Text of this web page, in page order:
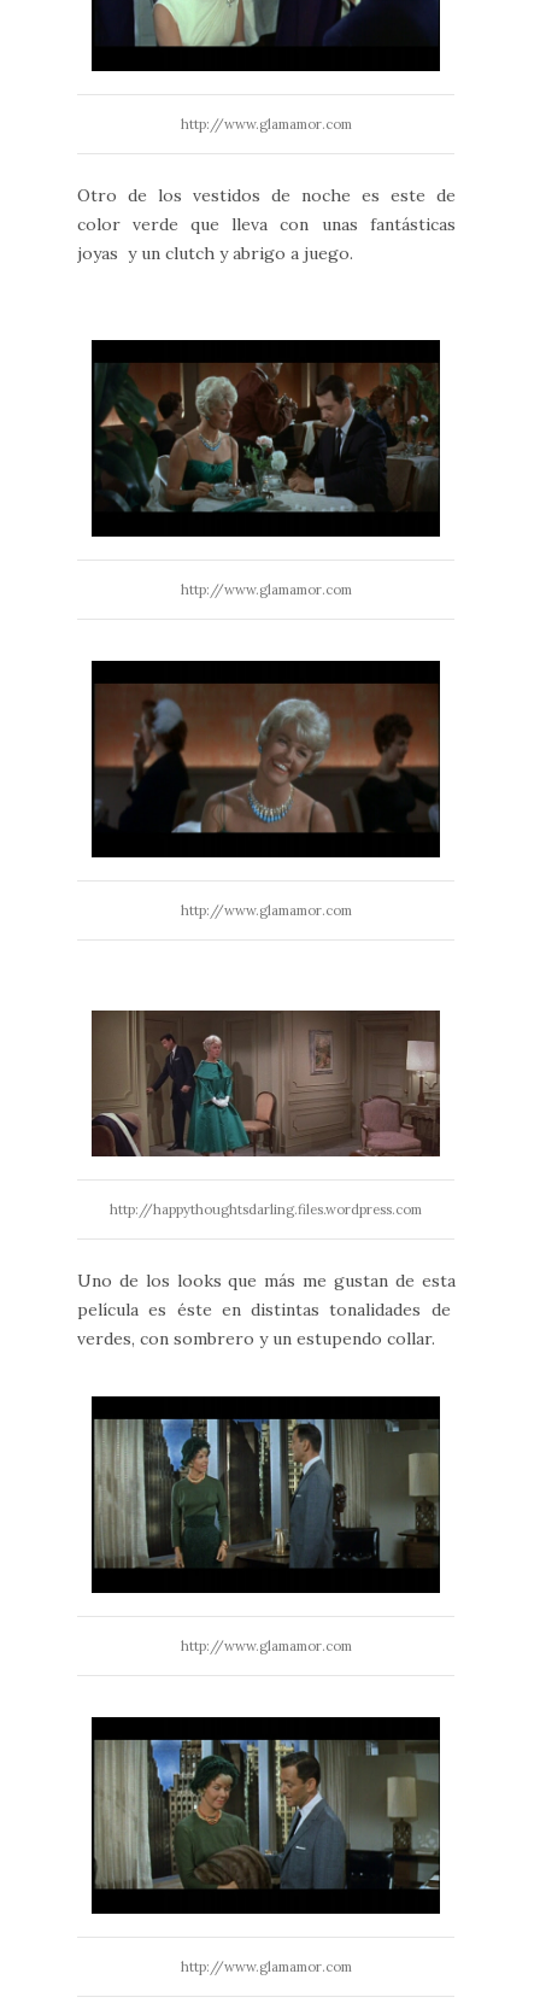
http://www.glamamor.com
Otro de los vestidos de noche es este de
color verde que lleva con unas fantásticas
joyas y un clutch y abrigo a juego.
http://www.glamamor.com
http://www.glamamor.com
http://happythoughtsdarling.files.wordpress.com
Uno de los looks que más me gustan de esta
película es éste en distintas tonalidades de
verdes, con sombrero y un estupendo collar.
http://www.glamamor.com
http://www.glamamor.com